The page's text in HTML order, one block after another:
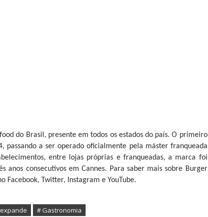
do Brasil, presente em todos os estados do país. O primeiro
passando a ser operado oficialmente pela máster franqueada
entre lojas próprias e franqueadas, a marca foi
anos consecutivos em Cannes. Para saber mais sobre Burger
Facebook, Twitter, Instagram e YouTube.
# Gastronomia